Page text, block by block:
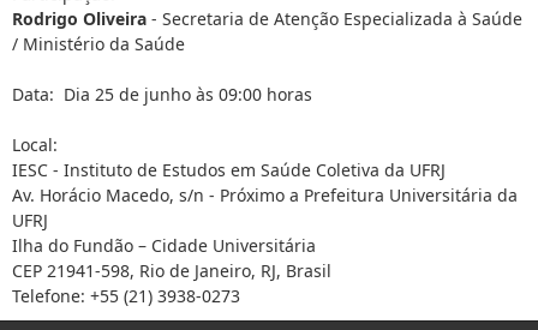
Rodrigo Oliveira - Secretaria de Atenção Especializada à Saúde
/ Ministério da Saúde
Data: Dia 25 de junho às 09:00 horas
Local:
IESC - Instituto de Estudos em Saúde Coletiva da UFRJ
Av. Horácio Macedo, s/n - Próximo a Prefeitura Universitária da
UFRJ
Ilha do Fundão – Cidade Universitária
CEP 21941-598, Rio de Janeiro, RJ, Brasil
Telefone: +55 (21) 3938-0273